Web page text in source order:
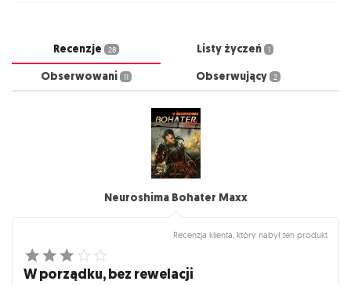
Recenzje 28 Listy życzeń 1
Obserwowani 11 Obserwujący 2
Neuroshima Bohater Maxx
Recenzja klienta, który nabył ten produkt
W porządku, bez rewelacji